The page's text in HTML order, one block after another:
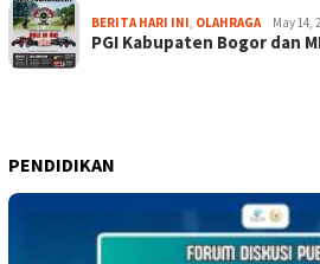
BERITA HARI INI, OLAHRAGA May 14,
PGI Kabupaten Bogor dan
PENDIDIKAN